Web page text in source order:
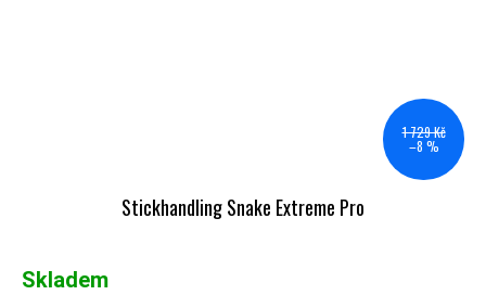
1 729 Kč
–8 %
Stickhandling Snake Extreme Pro
Skladem